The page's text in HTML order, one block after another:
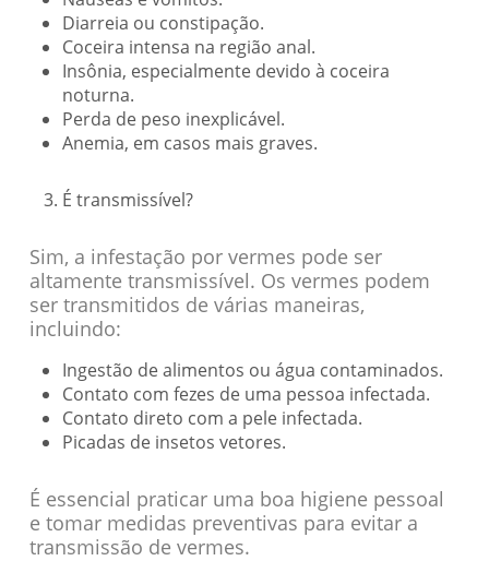
Diarreia ou constipação.
Coceira intensa na região anal.
Insônia, especialmente devido à coceira
noturna.
Perda de peso inexplicável.
Anemia, em casos mais graves.
É transmissível?
Sim, a infestação por vermes pode ser
altamente transmissível. Os vermes podem
ser transmitidos de várias maneiras,
incluindo:
Ingestão de alimentos ou água contaminados.
Contato com fezes de uma pessoa infectada.
Contato direto com a pele infectada.
Picadas de insetos vetores.
É essencial praticar uma boa higiene pessoal
e tomar medidas preventivas para evitar a
transmissão de vermes.